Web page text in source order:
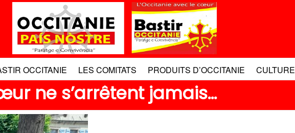
OCCITANIE LES COMITATS PRODUITS D’OCCITANIE CULTURE
ne s’arrêtent jamais…